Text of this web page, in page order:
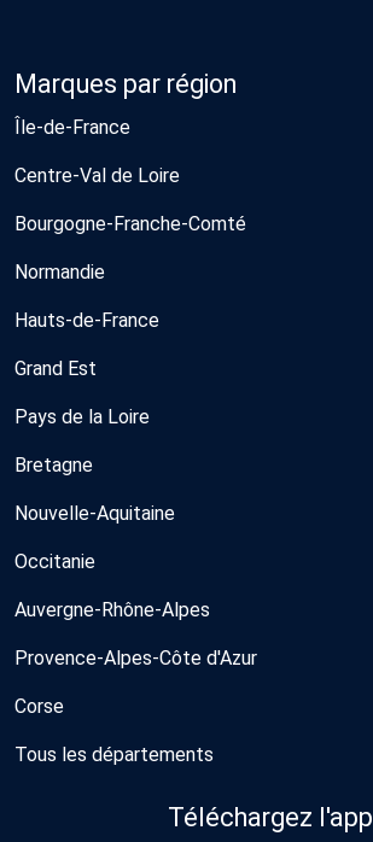
Marques par région
Île-de-France
Centre-Val de Loire
Bourgogne-Franche-Comté
Normandie
Hauts-de-France
Grand Est
Pays de la Loire
Bretagne
Nouvelle-Aquitaine
Occitanie
Auvergne-Rhône-Alpes
Provence-Alpes-Côte d'Azur
Corse
Tous les départements
Téléchargez l'app